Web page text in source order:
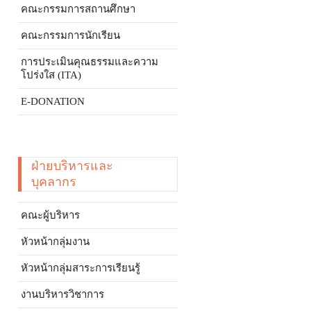
คณะกรรมการสถานศึกษา
คณะกรรมการนักเรียน
การประเมินคุณธรรมและความ
โปร่งใส (ITA)
E-DONATION
ฝ่ายบริหารและ
บุคลากร
คณะผู้บริหาร
หัวหน้ากลุ่มงาน
หัวหน้ากลุ่มสาระการเรียนรู้
งานบริหารวิชาการ